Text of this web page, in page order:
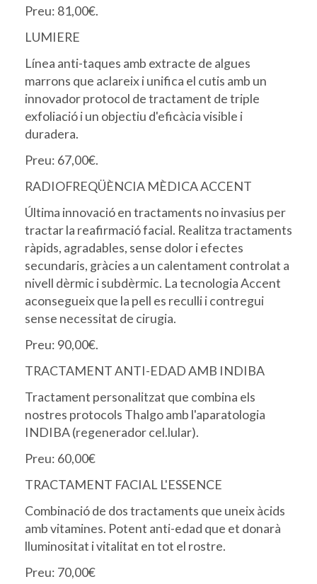
Preu: 81,00€.
LUMIERE
Línea anti-taques amb extracte de algues
marrons que aclareix i unifica el cutis amb un
innovador protocol de tractament de triple
exfoliació i un objectiu d'eficàcia visible i
duradera.
Preu: 67,00€.
RADIOFREQÜÈNCIA MÈDICA ACCENT
Última innovació en tractaments no invasius per
tractar la reafirmació facial. Realitza tractaments
ràpids, agradables, sense dolor i efectes
secundaris, gràcies a un calentament controlat a
nivell dèrmic i subdèrmic. La tecnologia Accent
aconsegueix que la pell es reculli i contregui
sense necessitat de cirugia.
Preu: 90,00€.
TRACTAMENT ANTI-EDAD AMB INDIBA
Tractament personalitzat que combina els
nostres protocols Thalgo amb l'aparatologia
INDIBA (regenerador cel.lular).
Preu: 60,00€
TRACTAMENT FACIAL L'ESSENCE
Combinació de dos tractaments que uneix àcids
amb vitamines. Potent anti-edad que et donarà
lluminositat i vitalitat en tot el rostre.
Preu: 70,00€